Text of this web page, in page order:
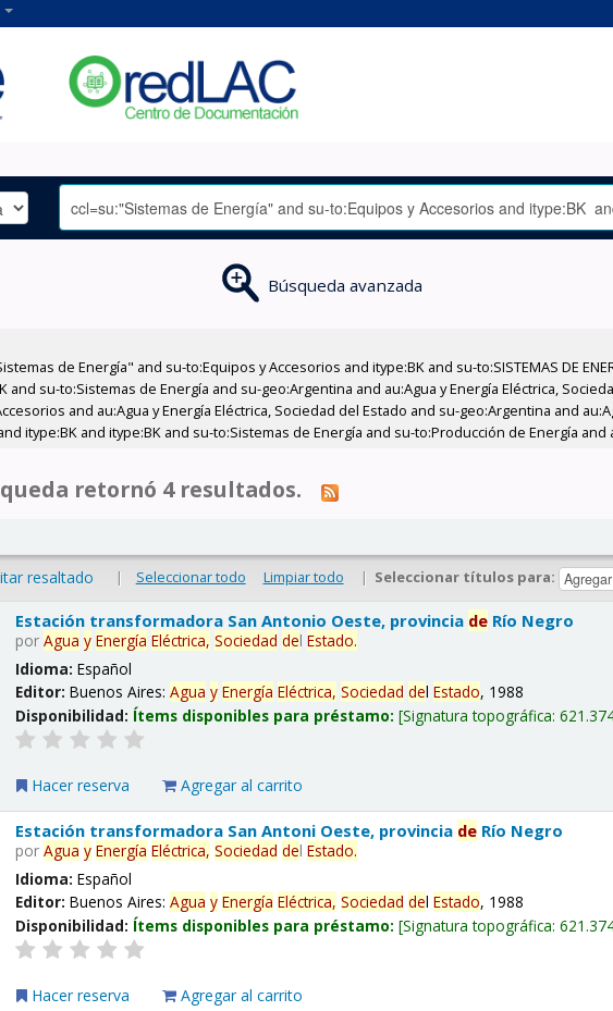
Búsqueda avanzada
de Energía" and su-to:Equipos y Accesorios and itype:BK and su-to:SISTEMAS DE
su-to:Sistemas de Energía and su-geo:Argentina and au:Agua y Energía Eléctrica,
and au:Agua y Energía Eléctrica, Sociedad del Estado and su-geo:Argentina and
itype:BK and itype:BK and su-to:Sistemas de Energía and su-to:Producción de Energía and
retornó 4 resultados.
resaltado | Seleccionar todo Limpiar todo | Seleccionar títulos para:
Estación transformadora San Antonio Oeste, provincia de Río Negro
porAgua y Energía Eléctrica, Sociedad delEstado.
Idioma:Español
Editor:Buenos Aires:Agua y Energía Eléctrica, Sociedad delEstado, 1988
Disponibilidad: Ítems disponibles para préstamo: Signatura topográfica:
Hacer reserva Agregar al carrito
Estación transformadora San Antoni Oeste, provincia de Río Negro
porAgua y Energía Eléctrica, Sociedad delEstado.
Idioma:Español
Editor:Buenos Aires:Agua y Energía Eléctrica, Sociedad delEstado, 1988
Disponibilidad: Ítems disponibles para préstamo: Signatura topográfica:
Hacer reserva Agregar al carrito